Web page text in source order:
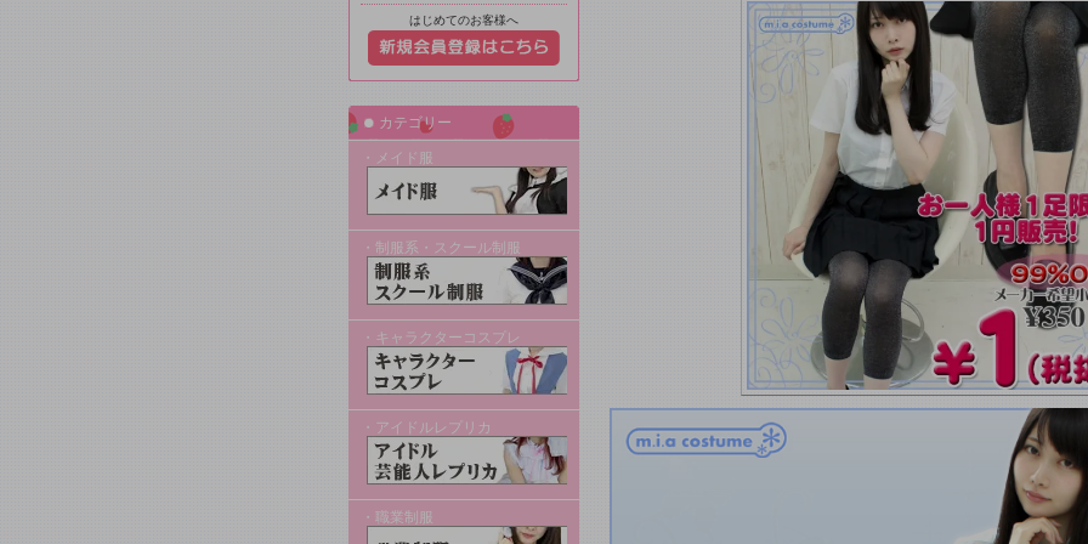
はじめてのお客様へ
カテゴリー
・メイド服
・制服系・スクール制服
・キャラクターコスプレ
・アイドルレプリカ
・職業制服